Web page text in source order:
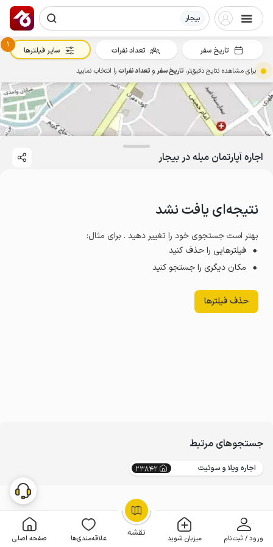
بیجار
نقشه ورود / ثبت‌نام میزبان شوید علاقه‌مندی‌ها صفحه اصلی
OpenStreetMap
اجاره آپارتمان مبله در بیجار
نتیجه‌ای یافت نشد
بهتر است جستجوی خود را تغییر دهید . برای مثال:
فیلترهایی را حذف کنید
مکان دیگری را جستجو کنید
حذف فیلترها
جستجوهای مرتبط
اجاره ویلا و سوئیت 23842
تاریخ سفر تعداد نفرات
1
سایر فیلترها
برای مشاهده نتایج دقیق‌تر، تاریخ سفرو تعداد نفراترا انتخاب نمایید